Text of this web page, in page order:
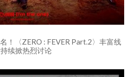
！〈ZERO : FEVER Part.2〉丰富线
续掀热烈讨论